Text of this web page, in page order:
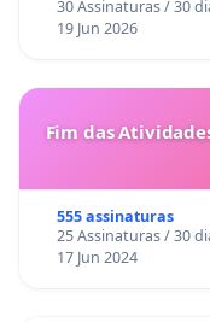
30 Assinaturas / 30
19 Jun 2026
Fim das
555 assinaturas
25 Assinaturas / 30
17 Jun 2024